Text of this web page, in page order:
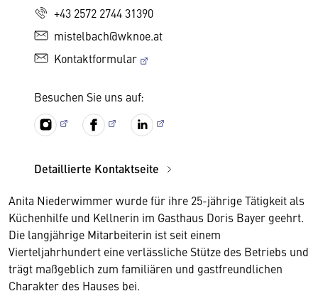
+43 2572 2744 31390
mistelbach@wknoe.at
Kontaktformular
Besuchen Sie uns auf:
Detaillierte Kontaktseite
Anita Niederwimmer wurde für ihre 25-jährige Tätigkeit als
Küchenhilfe und Kellnerin im Gasthaus Doris Bayer geehrt.
Die langjährige Mitarbeiterin ist seit einem
Vierteljahrhundert eine verlässliche Stütze des Betriebs und
trägt maßgeblich zum familiären und gastfreundlichen
Charakter des Hauses bei.